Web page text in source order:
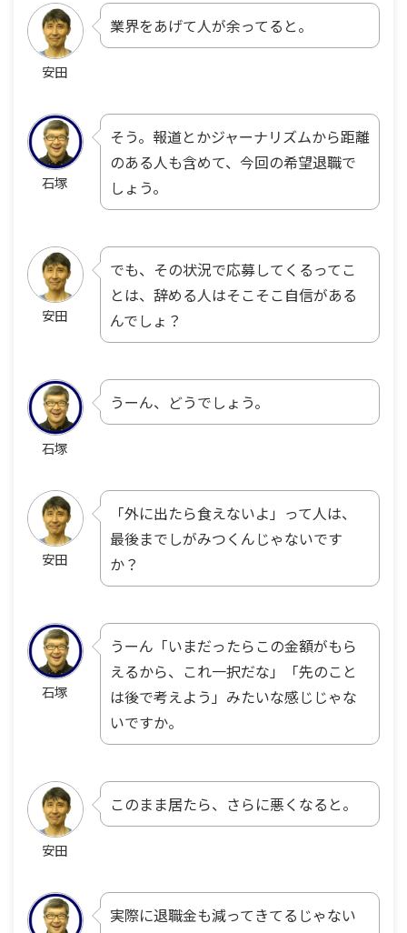
安田
業界をあげて人が余ってると。
石塚
そう。報道とかジャーナリズムから距離
のある人も含めて、今回の希望退職で
しょう。
安田
でも、その状況で応募してくるってこ
とは、辞める人はそこそこ自信がある
んでしょ？
石塚
うーん、どうでしょう。
安田
「外に出たら食えないよ」って人は、
最後までしがみつくんじゃないです
か？
石塚
うーん「いまだったらこの金額がもら
えるから、これ一択だな」「先のこと
は後で考えよう」みたいな感じじゃな
いですか。
安田
このまま居たら、さらに悪くなると。
実際に退職金も減ってきてるじゃない